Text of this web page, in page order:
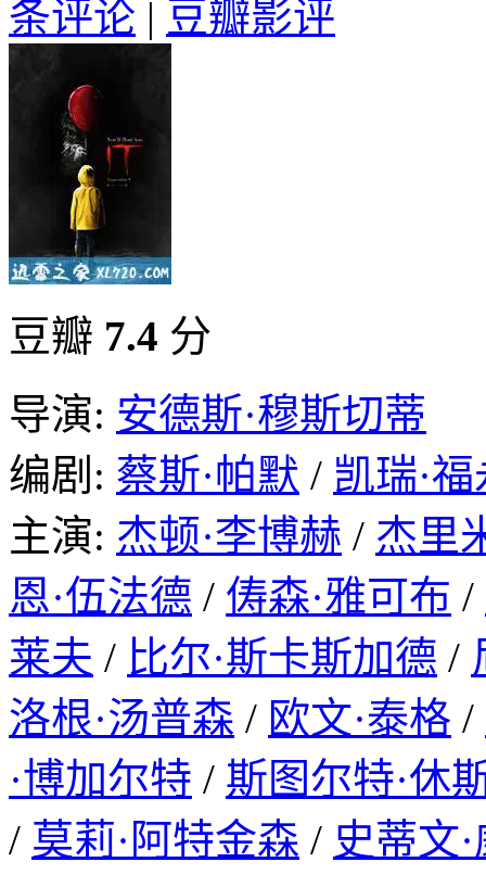
条评论 | 豆瓣影评
豆瓣 7.4 分
导演: 安德斯·穆斯切蒂
编剧: 蔡斯·帕默 / 凯瑞·
主演: 杰顿·李博赫 / 杰里
恩·伍法德 / 俦森·雅可布 /
莱夫 / 比尔·斯卡斯加德 /
洛根·汤普森 / 欧文·泰格 /
·博加尔特 / 斯图尔特·休
/ 莫莉·阿特金森 / 史蒂文